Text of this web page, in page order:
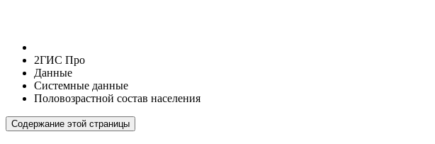
2ГИС Про
Данные
Системные данные
Половозрастной состав населения
Содержание этой страницы